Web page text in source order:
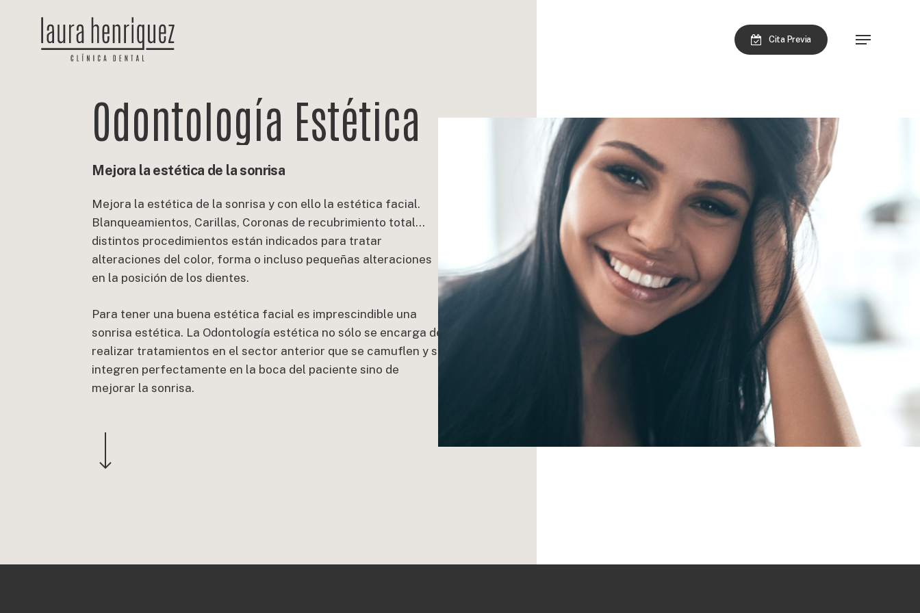
Cita Previa Menu
Odontología Estética
Mejora la estética de lasonrisa
Mejora la estética de la sonrisa y con ello la estética facial.
Blanqueamientos, Carillas, Coronas de recubrimiento total…
distintos procedimientos están indicados para tratar
alteraciones del color, forma o incluso pequeñas alteraciones
en la posición de los dientes.
Para tener una buena estética facial es imprescindible una
sonrisa estética. La Odontología estética no sólo se encarga de
realizar tratamientos en el sector anterior que se camuflen y se
integren perfectamente en la boca del paciente sino de
mejorar la sonrisa.